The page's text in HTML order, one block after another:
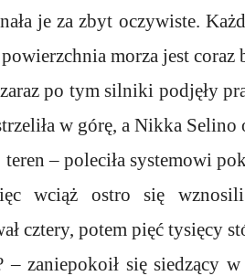
je za zbyt oczywiste.
powierzchnia morza jest
po tym silniki podjęły
w górę, a Nikka Selino
teren – poleciła systemowi
wciąż ostro się
cztery, potem pięć tysięcy
zaniepokoił się siedzący